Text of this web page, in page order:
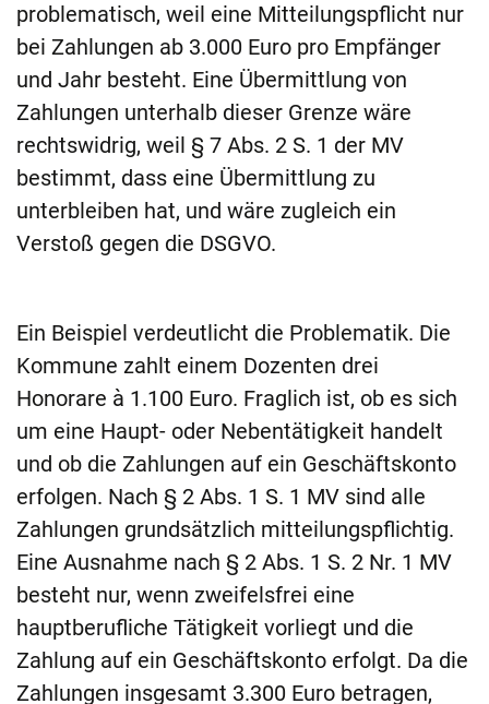
problematisch, weil eine Mitteilungspflicht nur
bei Zahlungen ab 3.000 Euro pro Empfänger
und Jahr besteht. Eine Übermittlung von
Zahlungen unterhalb dieser Grenze wäre
rechtswidrig, weil § 7 Abs. 2 S. 1 der MV
bestimmt, dass eine Übermittlung zu
unterbleiben hat, und wäre zugleich ein
Verstoß gegen die DSGVO.
Ein Beispiel verdeutlicht die Problematik. Die
Kommune zahlt einem Dozenten drei
Honorare à 1.100 Euro. Fraglich ist, ob es sich
um eine Haupt- oder Nebentätigkeit handelt
und ob die Zahlungen auf ein Geschäftskonto
erfolgen. Nach § 2 Abs. 1 S. 1 MV sind alle
Zahlungen grundsätzlich mitteilungspflichtig.
Eine Ausnahme nach § 2 Abs. 1 S. 2 Nr. 1 MV
besteht nur, wenn zweifelsfrei eine
hauptberufliche Tätigkeit vorliegt und die
Zahlung auf ein Geschäftskonto erfolgt. Da die
Zahlungen insgesamt 3.300 Euro betragen,